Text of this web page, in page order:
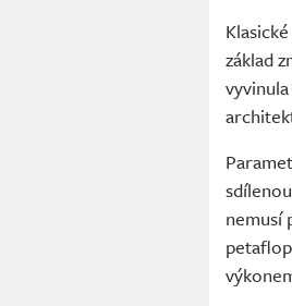
základ
nemusí